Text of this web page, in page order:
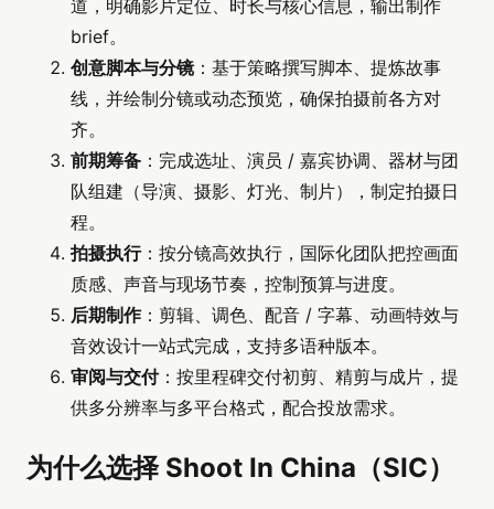
道，明确影片定位、时长与核心信息，输出制作
brief。
创意脚本与分镜 ：基于策略撰写脚本、提炼故事
线，并绘制分镜或动态预览，确保拍摄前各方对
齐。
前期筹备 ：完成选址、演员 / 嘉宾协调、器材与团
队组建（导演、摄影、灯光、制片），制定拍摄日
程。
拍摄执行：按分镜高效执行，国际化团队把控画面
质感、声音与现场节奏，控制预算与进度。
后期制作：剪辑、调色、配音 / 字幕、动画特效与
音效设计一站式完成，支持多语种版本。
审阅与交付：按里程碑交付初剪、精剪与成片，提
供多分辨率与多平台格式，配合投放需求。
为什么选择 Shoot In China（SIC）